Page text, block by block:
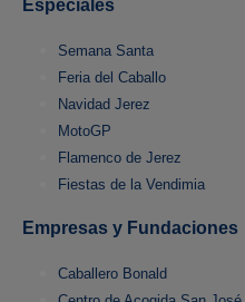
Especiales
Semana Santa
Feria del Caballo
Navidad Jerez
MotoGP
Flamenco de Jerez
Fiestas de la Vendimia
Empresas y Fundaciones
Caballero Bonald